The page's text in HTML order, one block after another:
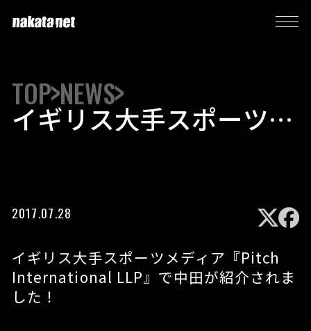
TOP NEWS
イギリス大手スポーツメ
ディア『​Pitch
2017.07.28
イギリス大手スポーツメディア『​Pitch
International LLP​』で中田が紹介されま
した！